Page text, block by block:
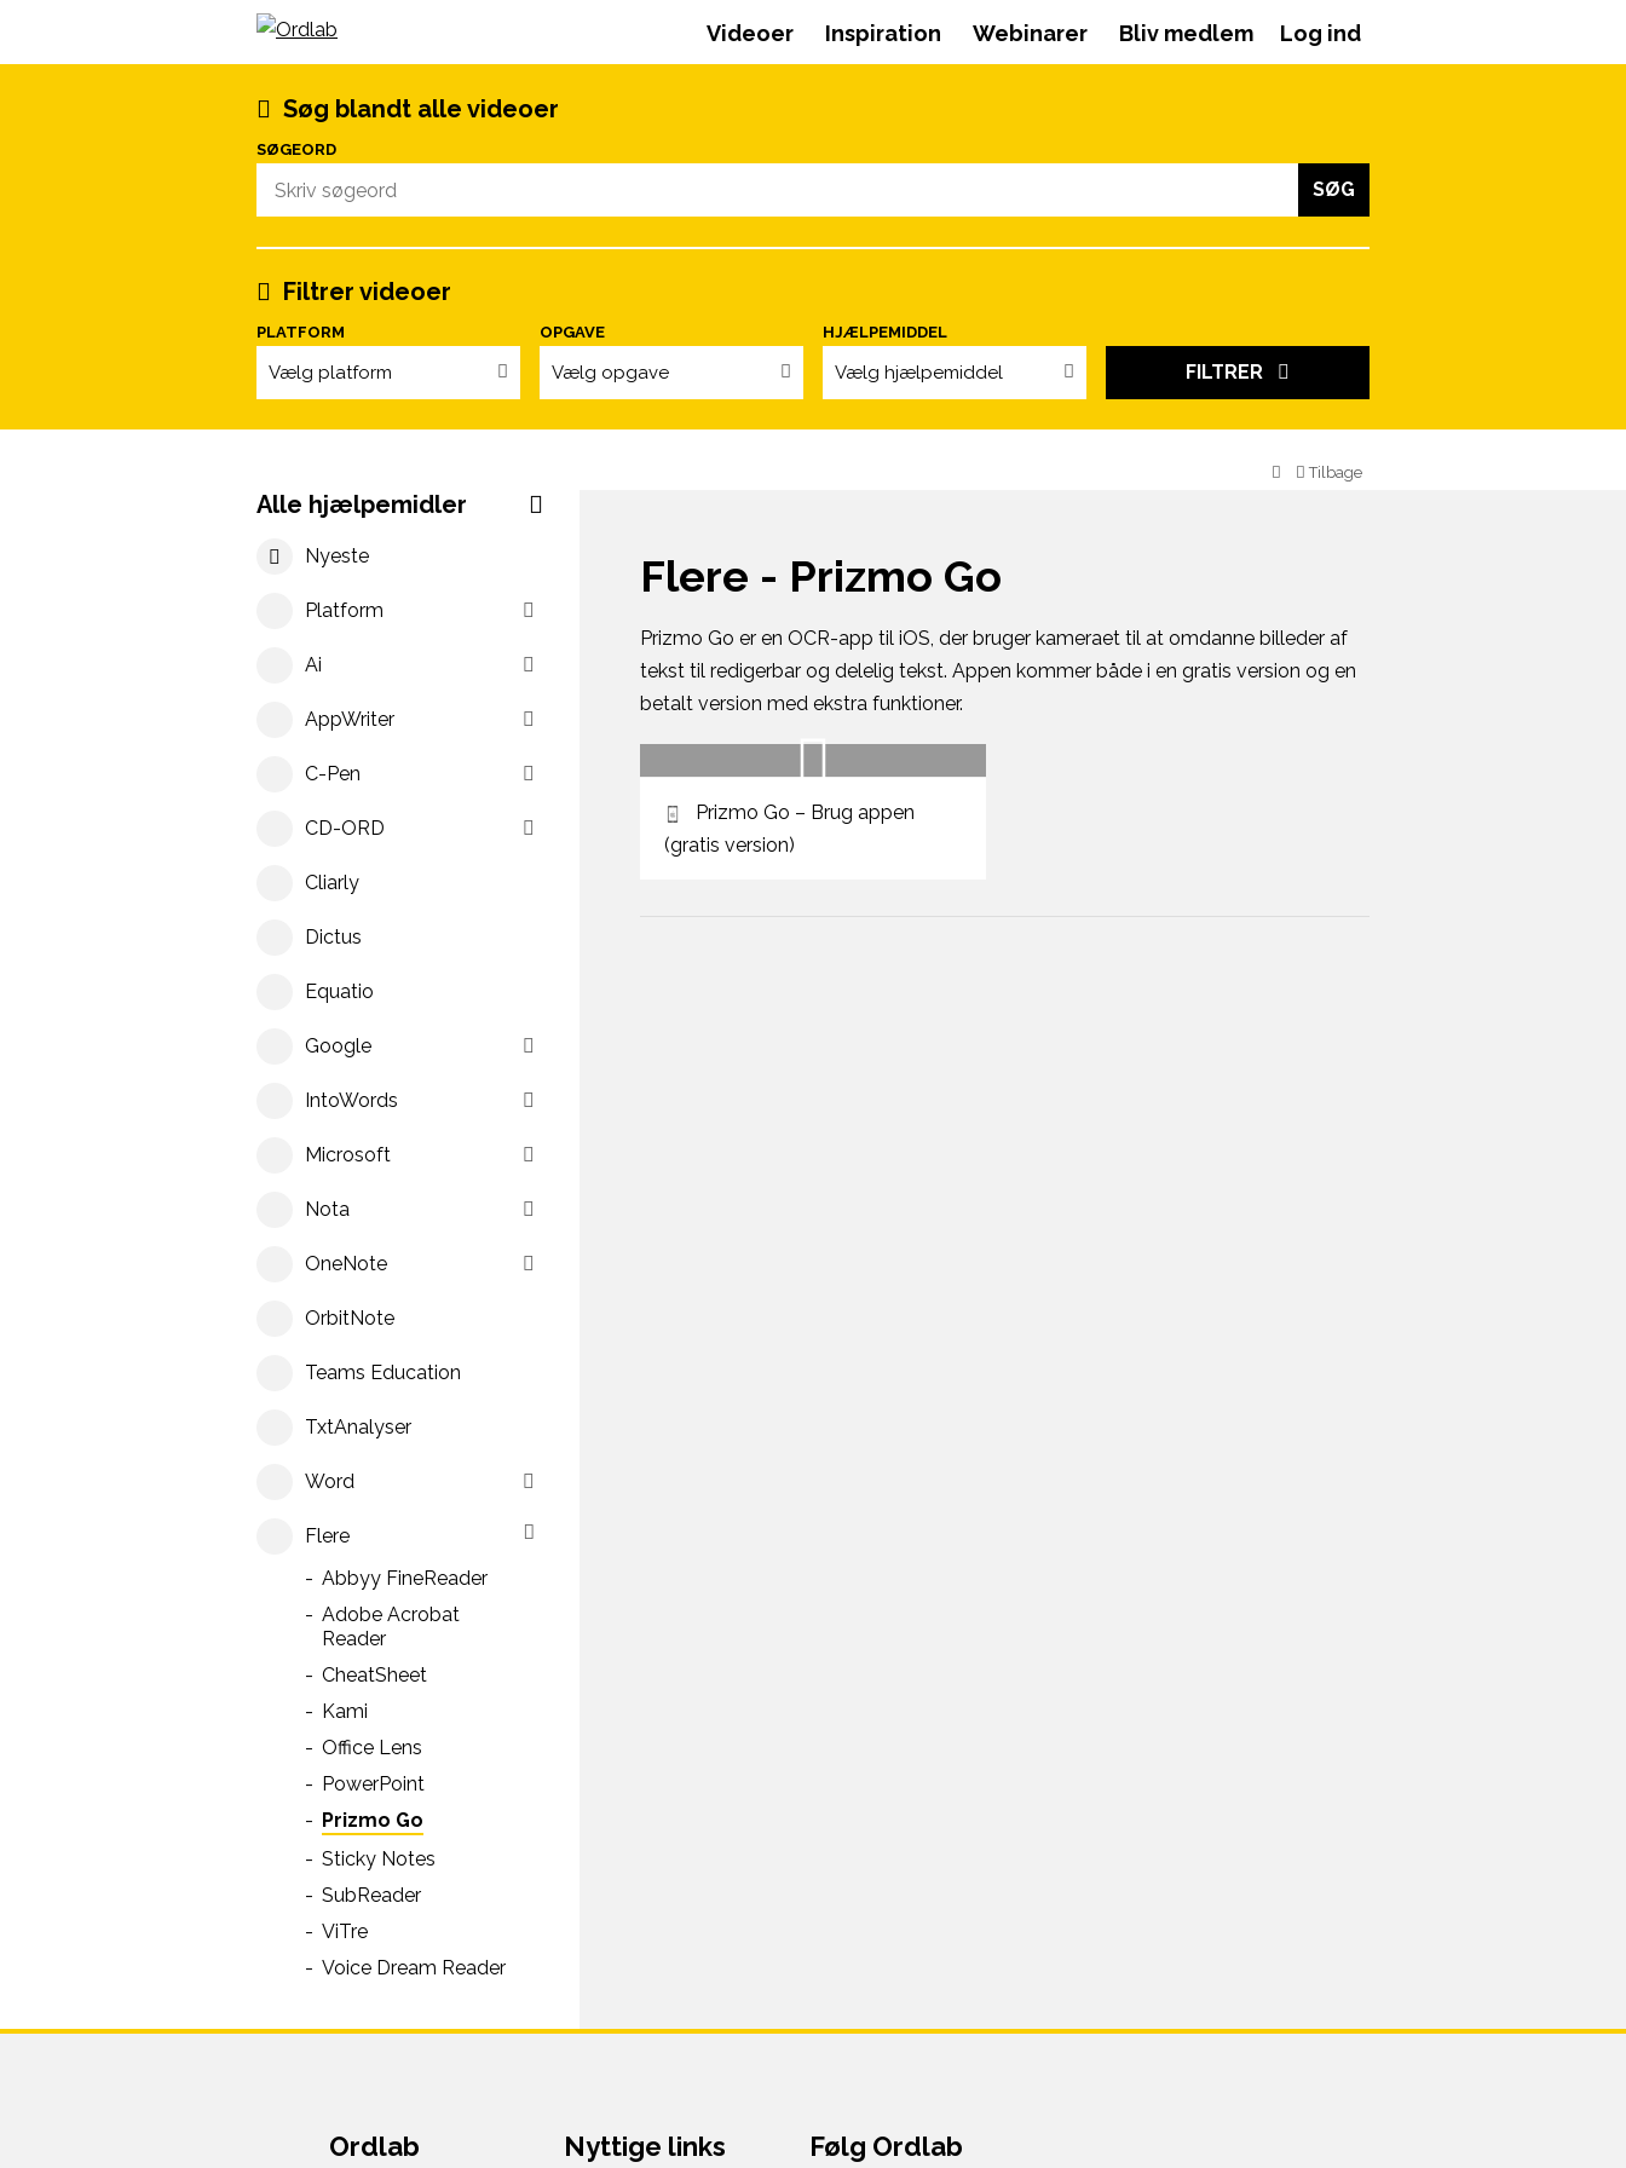
Spring til indhold Videoer Inspiration Webinarer Bliv medlem Log ind
Søg blandt alle videoer
SØGEORD
SØG
Filtrer videoer
PLATFORM
Vælg platform
OPGAVE
Vælg opgave
HJÆLPEMIDDEL
Vælg hjælpemiddel
Tilbage
Flere - Prizmo Go
Prizmo Go er en OCR-app til iOS, der bruger kameraet til at omdanne billeder af
tekst til redigerbar og delelig tekst. Appen kommer både i en gratis version og en
betalt version med ekstra funktioner.
Prizmo Go – Brug appen
(gratis version)
Alle hjælpemidler
Nyeste
Platform
Ai
AppWriter
C-Pen
CD-ORD
Cliarly
Dictus
Equatio
Google
IntoWords
Microsoft
Nota
OneNote
OrbitNote
Teams Education
TxtAnalyser
Word
Flere
Abbyy FineReader
Adobe Acrobat
Reader
CheatSheet
Kami
Office Lens
PowerPoint
Prizmo Go
Sticky Notes
SubReader
ViTre
Voice Dream Reader
Ordlab
Nyttige links Følg Ordlab